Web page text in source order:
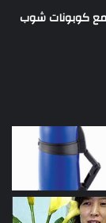
كوبونات شوب